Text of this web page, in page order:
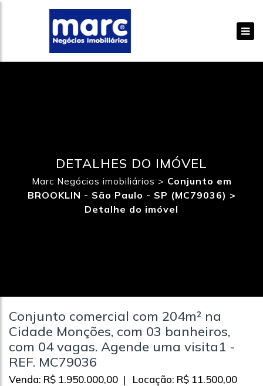
DETALHES DO IMÓVEL
Marc Negócios imobiliários > Conjunto em
BROOKLIN - São Paulo - SP (MC79036) >
Detalhe do imóvel
Conjunto comercial com 204m² na
Cidade Monções, com 03 banheiros,
com 04 vagas. Agende uma visita1 -
REF. MC79036
Venda: R$ 1.950.000,00 | Locação: R$ 11.500,00